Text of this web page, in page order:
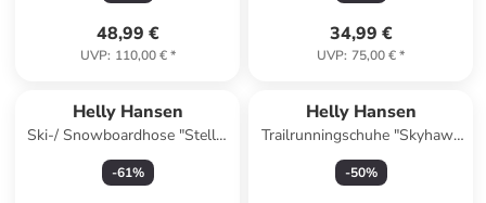
48,99 €
UVP: 110,00 €*
34,99 €
UVP: 75,00 €*
Helly Hansen
Ski-/ Snowboardhose "Stellar
Bib" in Schwarz/ Khaki
-61%
Helly Hansen
Trailrunningschuhe "Skyhawk
TR" in Grau
-50%